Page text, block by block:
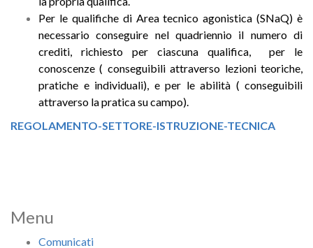
Per le qualifiche di Area tecnico agonistica (SNaQ) è
necessario conseguire nel quadriennio il numero di
crediti, richiesto per ciascuna qualifica, per le
conoscenze ( conseguibili attraverso lezioni teoriche,
pratiche e individuali), e per le abilità ( conseguibili
attraverso la pratica su campo).
REGOLAMENTO-SETTORE-ISTRUZIONE-TECNICA
Menu
Comunicati